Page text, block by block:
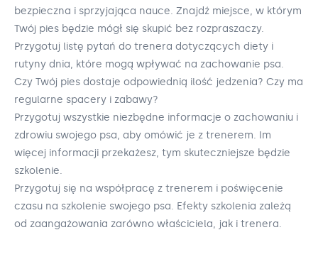
bezpieczna i sprzyjająca nauce. Znajdź miejsce, w którym
Twój pies będzie mógł się skupić bez rozpraszaczy.
Przygotuj listę pytań do trenera dotyczących diety i
rutyny dnia, które mogą wpływać na zachowanie psa.
Czy Twój pies dostaje odpowiednią ilość jedzenia? Czy ma
regularne spacery i zabawy?
Przygotuj wszystkie niezbędne informacje o zachowaniu i
zdrowiu swojego psa, aby omówić je z trenerem. Im
więcej informacji przekażesz, tym skuteczniejsze będzie
szkolenie.
Przygotuj się na współpracę z trenerem i poświęcenie
czasu na szkolenie swojego psa. Efekty szkolenia zależą
od zaangażowania zarówno właściciela, jak i trenera.